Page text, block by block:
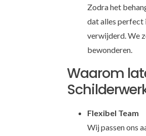
Zodra het
dat alles perfect
verwijderd. We
bewonderen.
Waarom
Flexibel Team
Wij passen ons